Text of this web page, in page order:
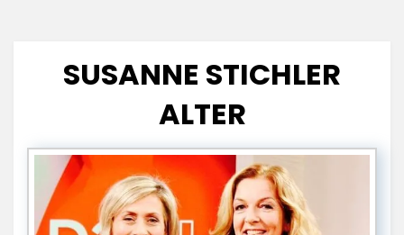
SUSANNE STICHLER
ALTER